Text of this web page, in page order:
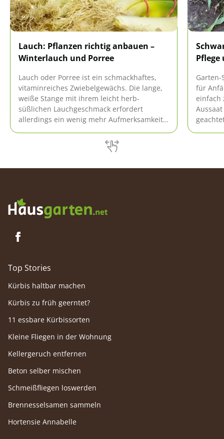
Lauch: Pflanzen richtig anbauen –
Winterlauch und Porree
Lauch oder Porree ist ein schmackhaftes,
vitaminreiches Zwiebelgewächs. Die lange,
weiße Stange mit ihrem leicht herb-
süßlichen Lauchgeschmack erfordert
allerdings ein wenig mehr Aufmerksamkeit,
charakteristische Weiß der Stangen
entsteht, weil er unter der Erde liegt und
Pflege
für
einfach
Top Stories
Kürbis haltbar machen
Kürbis zu früh geerntet?
11 essbare Kürbissorten
Kleine Fliegen in der Wohnung
Kellergeruch entfernen
Beton selber mischen
Schmeißfliegen loswerden
Brennesselsamen sammeln
Hortensie Annabelle